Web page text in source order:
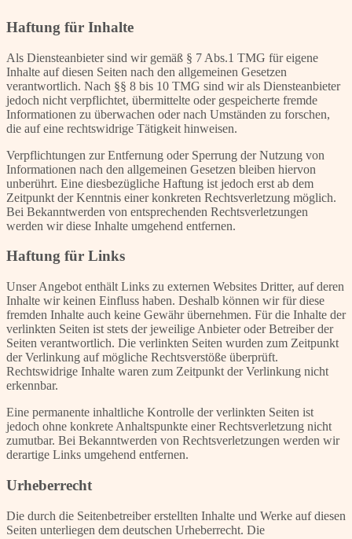
Haftung für Inhalte
Als Diensteanbieter sind wir gemäß § 7 Abs.1 TMG für eigene
Inhalte auf diesen Seiten nach den allgemeinen Gesetzen
verantwortlich. Nach §§ 8 bis 10 TMG sind wir als Diensteanbieter
jedoch nicht verpflichtet, übermittelte oder gespeicherte fremde
Informationen zu überwachen oder nach Umständen zu forschen,
die auf eine rechtswidrige Tätigkeit hinweisen.
Verpflichtungen zur Entfernung oder Sperrung der Nutzung von
Informationen nach den allgemeinen Gesetzen bleiben hiervon
unberührt. Eine diesbezügliche Haftung ist jedoch erst ab dem
Zeitpunkt der Kenntnis einer konkreten Rechtsverletzung möglich.
Bei Bekanntwerden von entsprechenden Rechtsverletzungen
werden wir diese Inhalte umgehend entfernen.
Haftung für Links
Unser Angebot enthält Links zu externen Websites Dritter, auf deren
Inhalte wir keinen Einfluss haben. Deshalb können wir für diese
fremden Inhalte auch keine Gewähr übernehmen. Für die Inhalte der
verlinkten Seiten ist stets der jeweilige Anbieter oder Betreiber der
Seiten verantwortlich. Die verlinkten Seiten wurden zum Zeitpunkt
der Verlinkung auf mögliche Rechtsverstöße überprüft.
Rechtswidrige Inhalte waren zum Zeitpunkt der Verlinkung nicht
erkennbar.
Eine permanente inhaltliche Kontrolle der verlinkten Seiten ist
jedoch ohne konkrete Anhaltspunkte einer Rechtsverletzung nicht
zumutbar. Bei Bekanntwerden von Rechtsverletzungen werden wir
derartige Links umgehend entfernen.
Urheberrecht
Die durch die Seitenbetreiber erstellten Inhalte und Werke auf diesen
Seiten unterliegen dem deutschen Urheberrecht. Die